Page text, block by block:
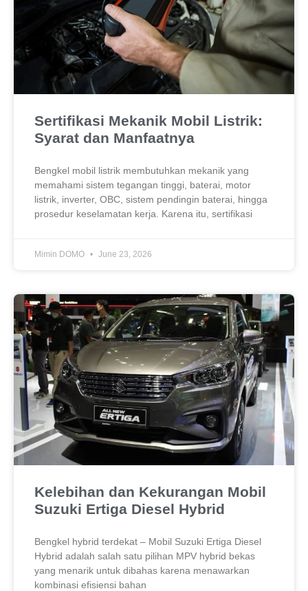
Sertifikasi Mekanik Mobil Listrik:
Syarat dan Manfaatnya
Bengkel mobil listrik membutuhkan mekanik yang
memahami sistem tegangan tinggi, baterai, motor
listrik, inverter, OBC, sistem pendingin baterai, hingga
prosedur keselamatan kerja. Karena itu, sertifikasi
Mimin DOMO June 23, 2026
Kelebihan dan Kekurangan Mobil
Suzuki Ertiga Diesel Hybrid
Bengkel hybrid terdekat – Mobil Suzuki Ertiga Diesel
Hybrid adalah salah satu pilihan MPV hybrid bekas
yang menarik untuk dibahas karena menawarkan
kombinasi efisiensi bahan